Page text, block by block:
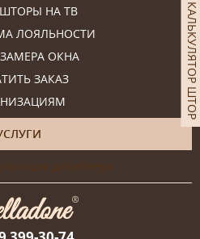
КАЛЬКУЛЯТОР ШТОР
НА ТВ
ЛОЯЛЬНОСТИ
ОКНА
ЗАКАЗ
дизайнера